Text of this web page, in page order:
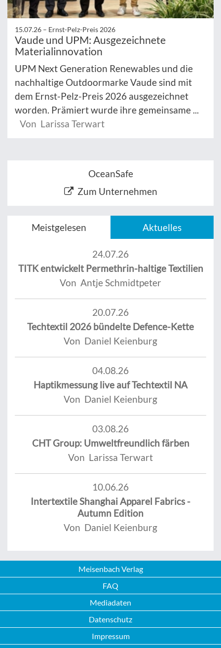
15.07.26 – Ernst-Pelz-Preis 2026
Vaude und UPM: Ausgezeichnete
Materialinnovation
UPM Next Generation Renewables und die
nachhaltige Outdoormarke Vaude sind mit
dem Ernst-Pelz-Preis 2026 ausgezeichnet
worden. Prämiert wurde ihre gemeinsame ...
Von Larissa Terwart
OceanSafe
Zum Unternehmen
Meistgelesen Aktuelles
24.07.26
TITK entwickelt Permethrin-haltige Textilien
Von Antje Schmidtpeter
20.07.26
Techtextil 2026 bündelte Defence-Kette
Von Daniel Keienburg
04.08.26
Haptikmessung live auf Techtextil NA
Von Daniel Keienburg
03.08.26
CHT Group: Umweltfreundlich färben
Von Larissa Terwart
10.06.26
Intertextile Shanghai Apparel Fabrics -
Autumn Edition
Von Daniel Keienburg
Meisenbach Verlag
FAQ
Mediadaten
Datenschutz
Impressum